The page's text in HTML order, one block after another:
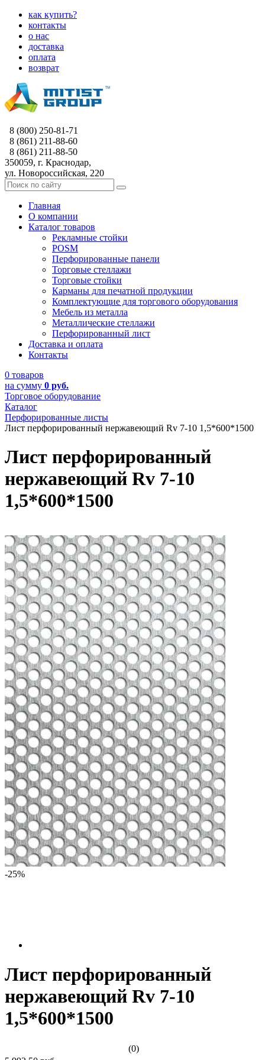
как купить?
контакты
о нас
доставка
оплата
возврат
8 (800) 250-81-71
8 (861) 211-88-60
8 (861) 211-88-50
350059, г. Краснодар,
ул. Новороссийская, 220
Главная
О компании
Каталог товаров
Рекламные стойки
POSM
Перфорированные панели
Торговые стеллажи
Торговые стойки
Карманы для печатной продукции
Комплектующие для торгового оборудования
Мебель из металла
Металлические стеллажи
Перфорированный лист
Доставка и оплата
Контакты
0 товаров
на сумму 0 руб.
Торговое оборудование
Каталог
Перфорированные листы
Лист перфорированный нержавеющий Rv 7-10 1,5*600*1500
Лист перфорированный
нержавеющий Rv 7-10
1,5*600*1500
-25%
Лист перфорированный
нержавеющий Rv 7-10
1,5*600*1500
(0)